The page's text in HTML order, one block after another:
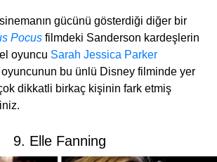
gücünü gösterdiği diğer bir
Pocus filmdeki Sanderson kardeşlerin
oyuncu Sarah Jessica Parker
oyuncunun bu ünlü Disney filminde yer
çok dikkatli birkaç kişinin fark etmiş
9. Elle Fanning